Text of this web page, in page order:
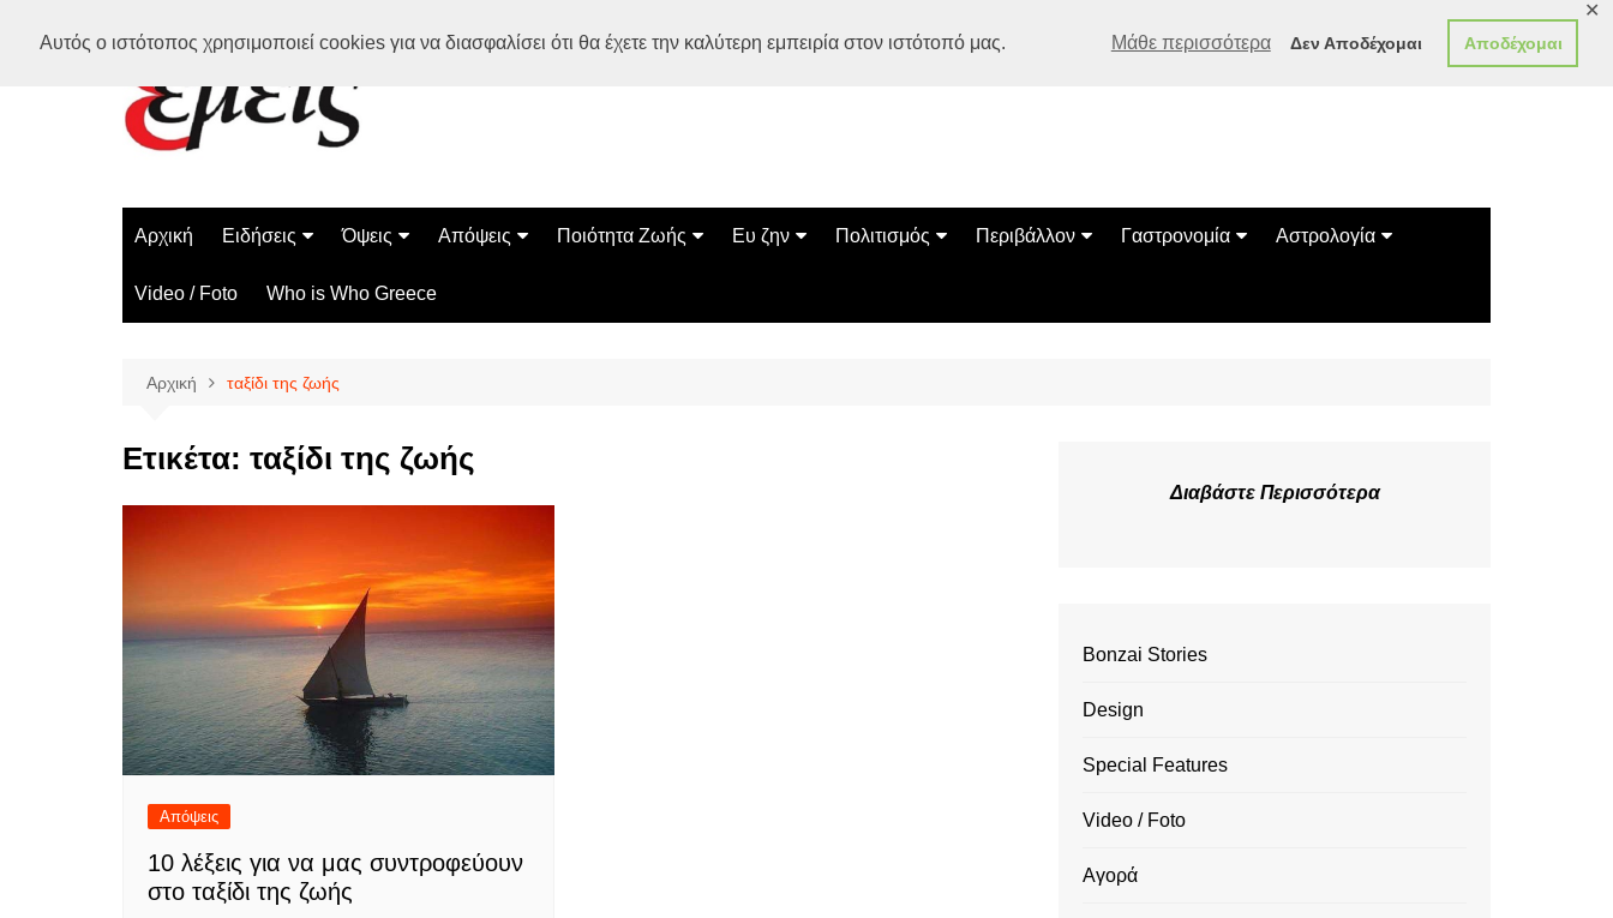
Αυτός ο ιστότοπος χρησιμοποιεί cookies για να διασφαλίσει ότι θα έχετε την καλύτερη εμπειρία στον ιστότοπό μας. Μάθε περισσότερα Δεν Αποδέχομαι Αποδέχομαι
✕
Αρχική Ειδήσεις
Ελλάδα
Διεθνή
Όψεις
Διάστημα
Επιστήμη
Περίεργα
Απόψεις
Αρθρογραφία
Ποιότητα Ζωής
Ασκηση
Ευ ζην
Αυτοβελτίωση
Πολιτισμός
Εκδηλώσεις
Περιβάλλον
Οικολογία
Γαστρονομία
Συνταγές
Αστρολογία
Κινέζικο Ωροσκόπιο
Video / Foto Who is Who Greece
Αρχική ταξίδι της ζωής
Ετικέτα: ταξίδι της ζωής
Απόψεις
10 λέξεις για να μας συντροφεύουν
στο ταξίδι της ζωής
Διαβάστε Περισσότερα
Bonzai Stories
Design
Special Features
Video / Foto
Αγορά